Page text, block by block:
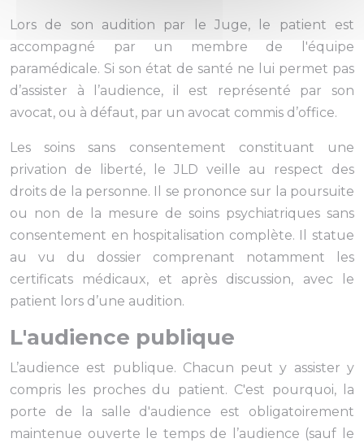
Lors de son audition par le Juge, le patient est
accompagné par un membre de l'équipe
paramédicale. Si son état de santé ne lui permet pas
d’assister à l’audience, il est représenté par son
avocat, ou à défaut, par un avocat commis d’office.
Les soins sans consentement constituant une
privation de liberté, le JLD veille au respect des
droits de la personne. Il se prononce sur la poursuite
ou non de la mesure de soins psychiatriques sans
consentement en hospitalisation complète. Il statue
au vu du dossier comprenant notamment les
certificats médicaux, et après discussion, avec le
patient lors d’une audition.
L'audience publique
L’audience est publique. Chacun peut y assister y
compris les proches du patient. C'est pourquoi, la
porte de la salle d'audience est obligatoirement
maintenue ouverte le temps de l’audience (sauf le